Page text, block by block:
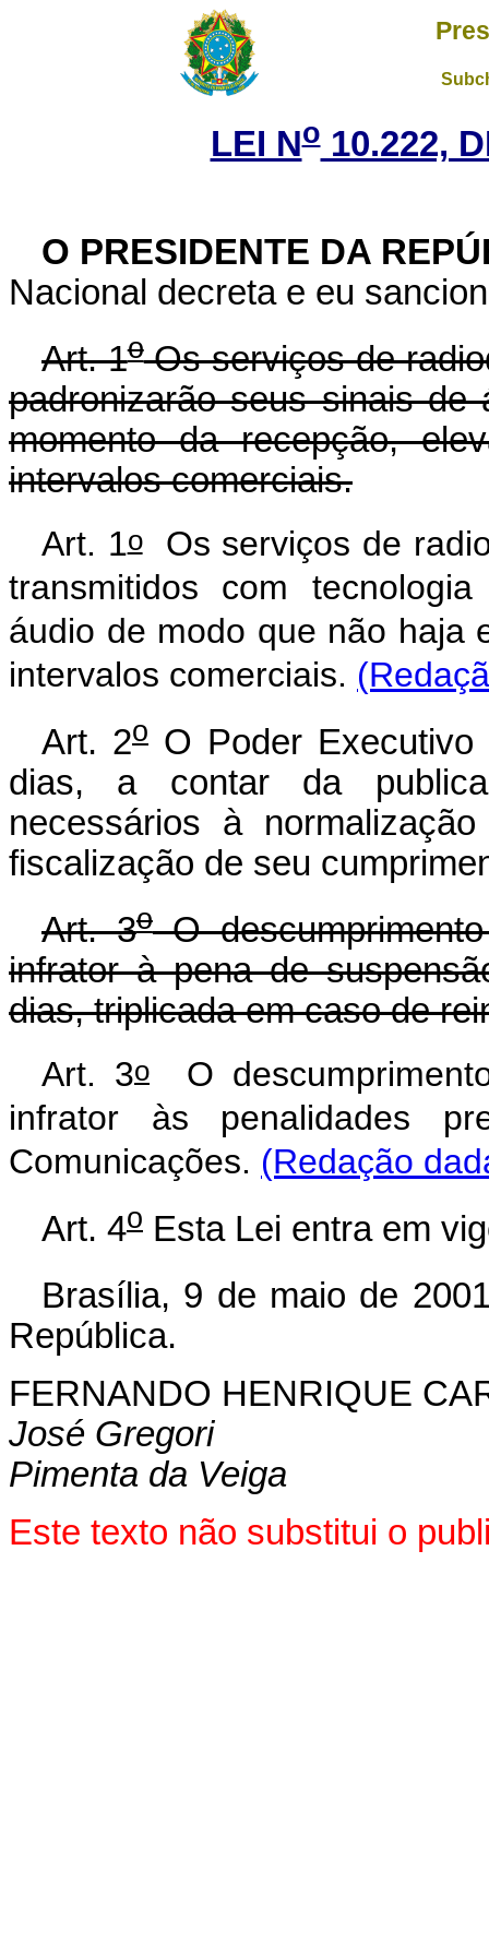
LEI No10.222,
O PRESIDENTE DA
Nacional decreta e eu
Art. 1oOs serviços de
padronizarão seus sinais
momento da recepção,
intervalos comerciais.
Art. 1oOs serviços de
transmitidos com
áudio de modo que não haja
intervalos comerciais.
Art. 2o O Poder
dias, a contar da
necessários à
fiscalização de seu
Art. 3oO
infrator à pena de
dias, triplicada em caso de
Art. 3o O
infrator às penalidades
Comunicações. (Redação
Art. 4o Esta Lei entra em
Brasília, 9 de maio de
República.
FERNANDO HENRIQUE
José Gregori
Pimenta da Veiga
Este texto não substitui o